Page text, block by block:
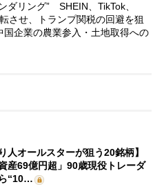
ダリング” SHEIN、TikTok、
させ、トランプ関税の回避を狙
企業の農業参入・土地取得への
り人オールスターが狙う20銘柄】
資産69億円超」90歳現役トレーダ
“10…